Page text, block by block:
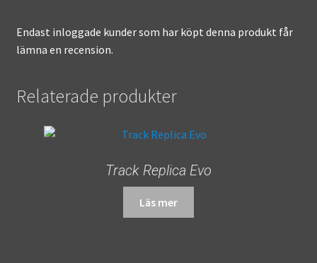
Endast inloggade kunder som har köpt denna produkt får
lämna en recension.
Relaterade produkter
Track Replica Evo
Läs mer